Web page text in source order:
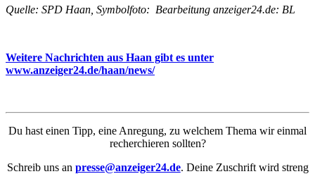
Quelle: SPD Haan, Symbolfoto: Bearbeitung anzeiger24.de: BL
Weitere Nachrichten aus Haan gibt es unter
www.anzeiger24.de/haan/news/
Du hast einen Tipp, eine Anregung, zu welchem Thema wir einmal
recherchieren sollten?
Schreib uns an presse@anzeiger24.de. Deine Zuschrift wird streng